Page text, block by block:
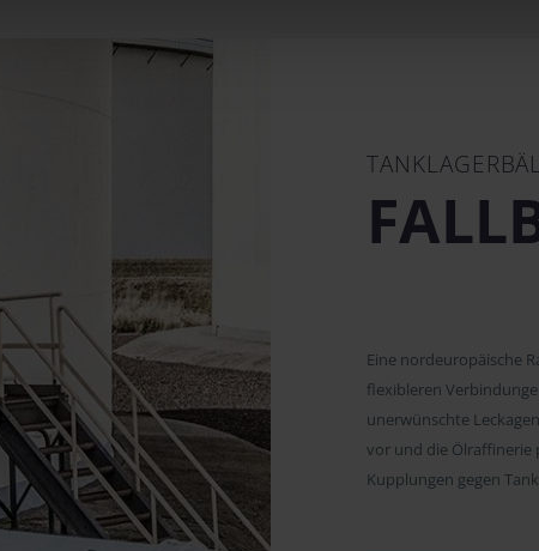
Eine nordeuropäische
flexibleren
unerwünschte
vor und die Ölraffinerie
Kupplungen gegen